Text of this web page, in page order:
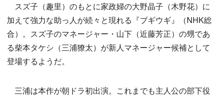
スズ子（趣里）のもとに家政婦の大野晶子（木野花）に
加えて強力な助っ人が続々と現れる『ブギウギ』（NHK総
合）。スズ子のマネージャー・山下（近藤芳正）の甥であ
る柴本タケシ（三浦獠太）が新人マネージャー候補として
登場するようだ。
三浦は本作が朝ドラ初出演。これまでも主人公の部下役